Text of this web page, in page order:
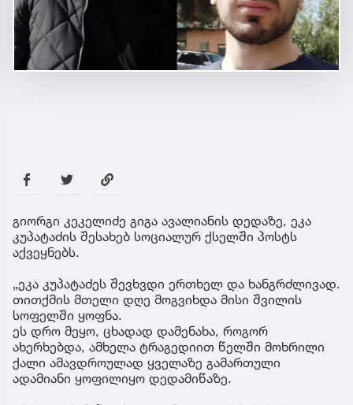
გიორგი კეკელიძე გიგა ავალიანის დედაზე, ეკა
კუპატაძის შესახებ სოციალურ ქსელში პოსტს
აქვეყნებს.
„ეკა კუპატაძეს შევხვდი ერთხელ და ხანგრძლივად.
თითქმის მთელი დღე მოგვიხდა მისი შვილის
სოფელში ყოფნა.
ეს დრო მეყო, ცხადად დამენახა, როგორ
ახერხებდა, ამხელა ტრაგედიით წელში მოხრილი
ქალი ამავდროულად ყველაზე გამართული
ადამიანი ყოფილიყო დედამიწაზე.